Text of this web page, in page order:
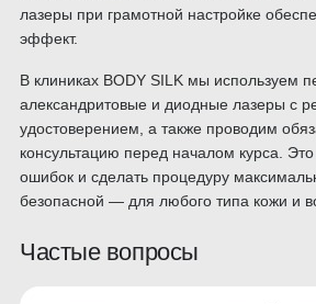
лазеры при грамотной настройке
эффект.
В клиниках BODY SILK мы используем
александритовые и диодные лазеры с
удостоверением, а также проводим
консультацию перед началом курса.
ошибок и сделать процедуру
безопасной — для любого типа кожи и
Частые вопросы